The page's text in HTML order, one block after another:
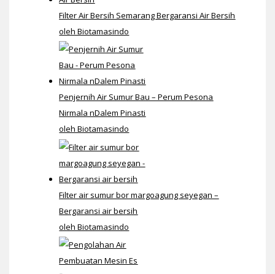
Filter Air Bersih Semarang Bergaransi Air Bersih
oleh Biotamasindo
Penjernih Air Sumur Bau – Perum Pesona
Nirmala nDalem Pinasti
oleh Biotamasindo
Filter air sumur bor margoagung seyegan –
Bergaransi air bersih
oleh Biotamasindo